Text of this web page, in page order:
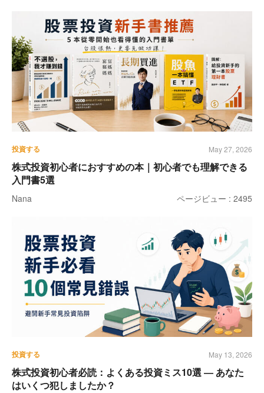
投資する May 27, 2026
株式投資初心者におすすめの本｜初心者でも理解できる
入門書5選
Nana ページビュー : 2495
投資する May 13, 2026
株式投資初心者必読：よくある投資ミス10選 ― あなた
はいくつ犯しましたか？